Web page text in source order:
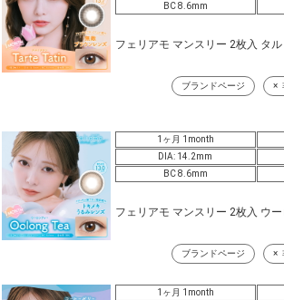
BC 8.6mm
フェリアモ マンスリー 2枚入 タ
ブランドページ
1ヶ月 1month
DIA: 14.2mm
BC 8.6mm
フェリアモ マンスリー 2枚入 ウ
ブランドページ
1ヶ月 1month